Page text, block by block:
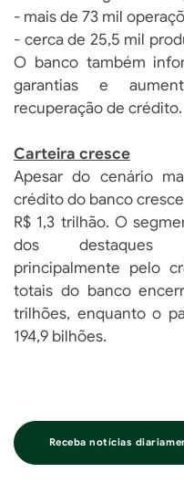
- mais de 73 mil
- cerca de 25,5 mil
O banco também
garantias e
recuperação de crédito.
Carteira cresce
Apesar do cenário
crédito do banco
R$ 1,3 trilhão. O
dos destaques
principalmente pelo
totais do banco
trilhões, enquanto o
194,9 bilhões.
Receba notícias